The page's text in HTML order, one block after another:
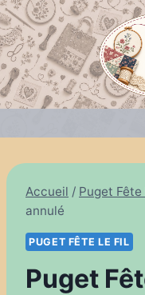
Aller
au
contenu
Accueil / Puget Fête
annulé
PUGET FÊTE LE FIL
Puget